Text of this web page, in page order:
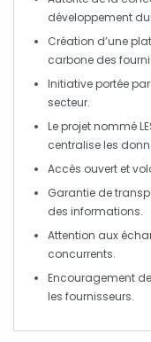
développement
Création d’une
carbone des
Initiative portée
secteur.
Le projet nommé
centralise les
Accès ouvert et
Garantie de
des informations.
Attention aux
concurrents.
Encouragement
les fournisseurs.